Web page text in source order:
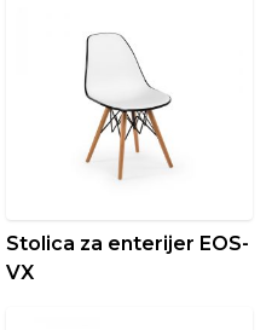
Stolica za enterijer EOS-
VX